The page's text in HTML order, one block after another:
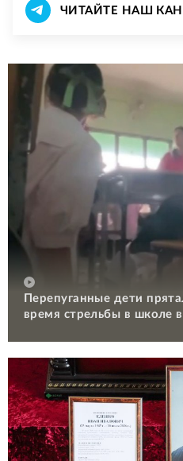
ЧИТАЙТЕ НАШ
Перепуганные дети
время стрельбы в школе